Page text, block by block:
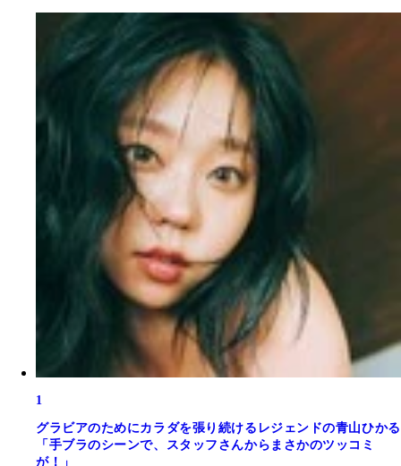
1
グラビアのためにカラダを張り続けるレジェンドの青山ひかる
「手ブラのシーンで、スタッフさんからまさかのツッコミ
が！」